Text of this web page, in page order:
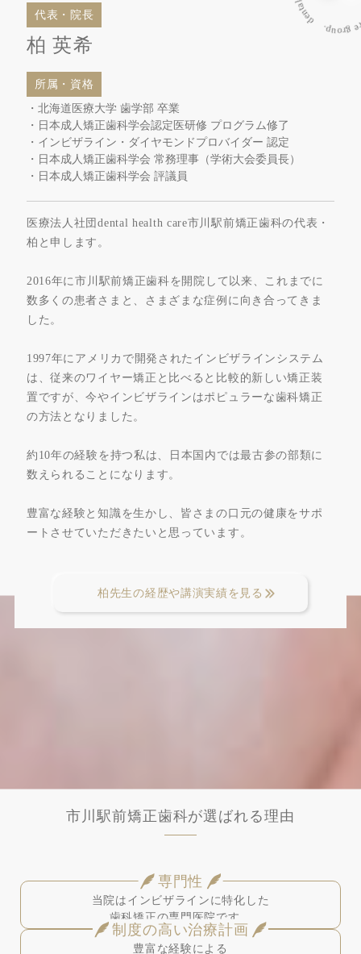
代表・院長
柏 英希
所属・資格
・北海道医療大学 歯学部 卒業
・日本成人矯正歯科学会認定医研修 プログラム修了
・インビザライン・ダイヤモンドプロバイダー 認定
・日本成人矯正歯科学会 常務理事（学術大会委員長）
・日本成人矯正歯科学会 評議員
医療法人社団dental health care市川駅前矯正歯科の代表・
柏と申します。
2016年に市川駅前矯正歯科を開院して以来、これまでに
数多くの患者さまと、さまざまな症例に向き合ってきま
した。
1997年にアメリカで開発されたインビザラインシステム
は、従来のワイヤー矯正と比べると比較的新しい矯正装
置ですが、今やインビザラインはポピュラーな歯科矯正
の方法となりました。
約10年の経験を持つ私は、日本国内では最古参の部類に
数えられることになります。
豊富な経験と知識を生かし、皆さまの口元の健康をサポ
ートさせていただきたいと思っています。
柏先生の経歴や講演実績を見る
市川駅前矯正歯科が選ばれる理由
専門性
当院はインビザラインに特化した
歯科矯正の専門医院です。
制度の高い治療計画
豊富な経験による